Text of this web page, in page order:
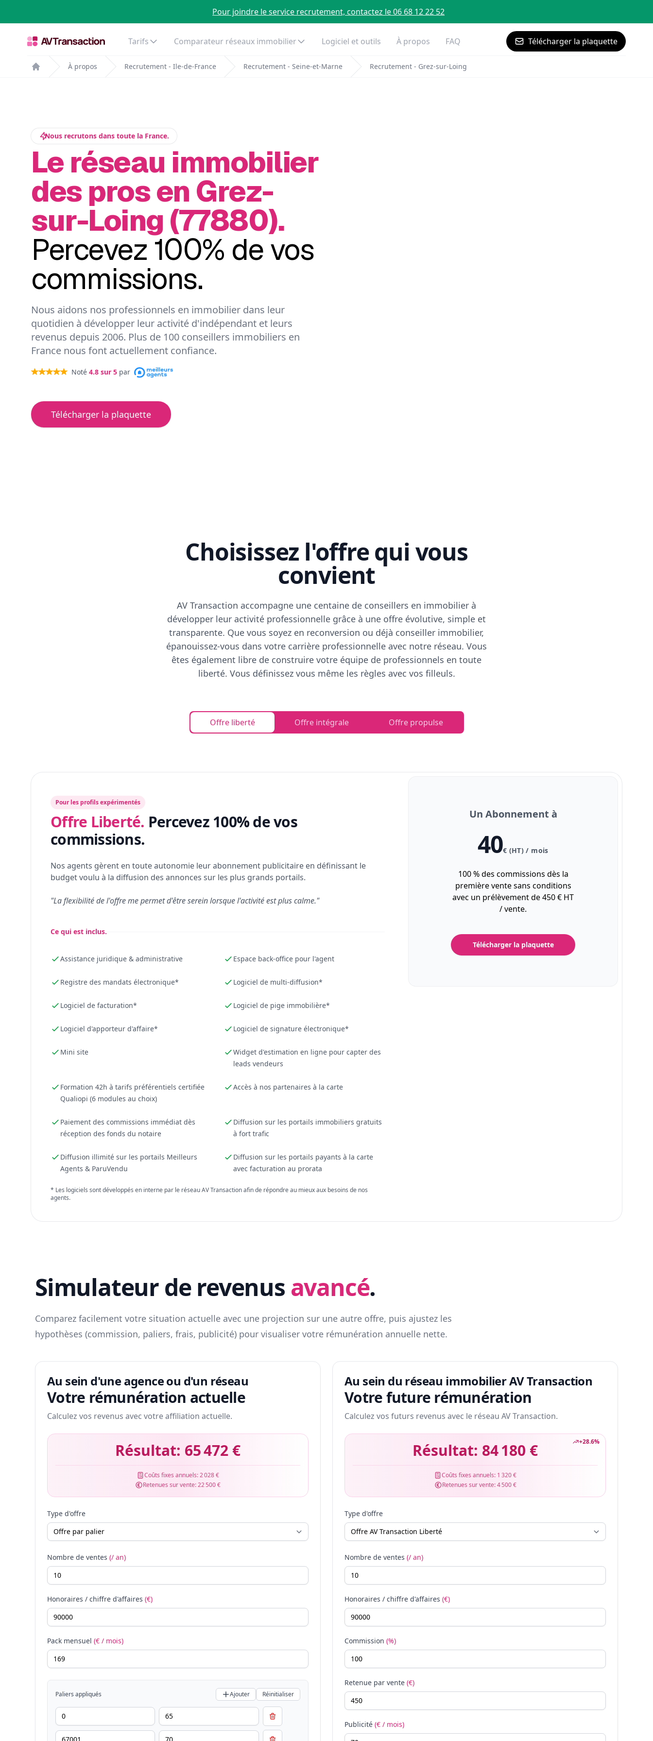
Pour joindre le service recrutement, contactez le 06 68 12 22 52
Tarifs Comparateur réseaux immobilier Logiciel et outils À propos FAQ Télécharger la plaquette
Home
À propos Recrutement - Ile-de-France Recrutement - Seine-et-Marne Recrutement - Grez-sur-Loing
Nous recrutons dans toute la France.
Le réseau immobilier
des pros en Grez-
sur-Loing (77880).
Percevez 100% de vos
commissions.
Nous aidons nos professionnels en immobilier dans leur
quotidien à développer leur activité d'indépendant et leurs
revenus depuis 2006. Plus de 100 conseillers immobiliers en
France nous font actuellement confiance.
Noté 4.8 sur 5 par
Télécharger la plaquette
Choisissez l'offre qui vous
convient
AV Transaction accompagne une centaine de conseillers en immobilier à
développer leur activité professionnelle grâce à une offre évolutive, simple et
transparente. Que vous soyez en reconversion ou déjà conseiller immobilier,
épanouissez-vous dans votre carrière professionnelle avec notre réseau. Vous
êtes également libre de construire votre équipe de professionnels en toute
liberté. Vous définissez vous même les règles avec vos filleuls.
Offre liberté Offre intégrale Offre propulse
Pour les profils expérimentés
Offre Liberté. Percevez 100% de vos
commissions.
Nos agents gèrent en toute autonomie leur abonnement publicitaire en définissant le
budget voulu à la diffusion des annonces sur les plus grands portails.
"La flexibilité de l'offre me permet d'être serein lorsque l'activité est plus calme."
Ce qui est inclus.
Assistance juridique & administrative Espace back-office pour l'agent
Registre des mandats électronique* Logiciel de multi-diffusion*
Logiciel de facturation* Logiciel de pige immobilière*
Logiciel d'apporteur d'affaire* Logiciel de signature électronique*
Mini site
Widget d'estimation en ligne pour capter des
leads vendeurs
Formation 42h à tarifs préférentiels certifiée
Qualiopi (6 modules au choix)
Accès à nos partenaires à la carte
Paiement des commissions immédiat dès
réception des fonds du notaire
Diffusion sur les portails immobiliers gratuits
à fort trafic
Diffusion illimité sur les portails Meilleurs
Agents & ParuVendu
Diffusion sur les portails payants à la carte
avec facturation au prorata
* Les logiciels sont développés en interne par le réseau AV Transaction afin de répondre au mieux aux besoins de nos
agents.
Un Abonnement à
40€ (HT) / mois
100 % des commissions dès la
première vente sans conditions
avec un prélèvement de 450 € HT
/ vente.
Télécharger la plaquette
Simulateur de revenus avancé.
Comparez facilement votre situation actuelle avec une projection sur une autre offre, puis ajustez les
hypothèses (commission, paliers, frais, publicité) pour visualiser votre rémunération annuelle nette.
Au sein d'une agence ou d'un réseau
Votre rémunération actuelle
Calculez vos revenus avec votre affiliation actuelle.
Résultat: 65 472 €
Coûts fixes annuels:2 028 €
Retenues sur vente:22 500 €
Type d'offre
Nombre de ventes (/ an)
Honoraires / chiffre d'affaires (€)
Pack mensuel (€ / mois)
Paliers appliqués Ajouter Réinitialiser
Au sein du réseau immobilier AV Transaction
Votre future rémunération
Calculez vos futurs revenus avec le réseau AV Transaction.
+28.6%
Résultat: 84 180 €
Coûts fixes annuels: 1 320 €
Retenues sur vente:4 500 €
Type d'offre
Nombre de ventes (/ an)
Honoraires / chiffre d'affaires (€)
Commission (%)
Retenue par vente (€)
Publicité (€ / mois)